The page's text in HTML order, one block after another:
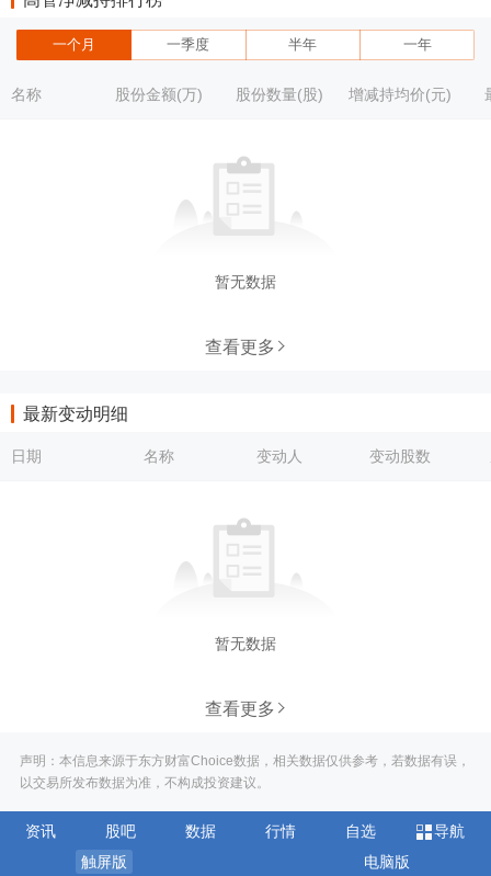
一个月 一季度 半年 一年
名称 股份金额(万) 股份数量(股) 增减持均价(元)
暂无数据
查看更多
最新变动明细
日期 名称 变动人 变动股数
暂无数据
查看更多
声明：本信息来源于东方财富Choice数据，相关数据仅供参考，若数据有误，
以交易所发布数据为准，不构成投资建议。
资讯 股吧 数据 行情 自选
导航
触屏版
电脑版